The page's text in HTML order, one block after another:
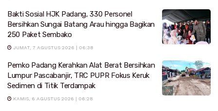
Bakti Sosial HJK Padang, 330 Personel
Bersihkan Sungai Batang Arau hingga Bagikan
250 Paket Sembako
JUMAT, 7 AGUSTUS 2026 | 06:38
Pemko Padang Kerahkan Alat Berat Bersihkan
Lumpur Pascabanjir, TRC PUPR Fokus Keruk
Sedimen di Titik Terdampak
KAMIS, 6 AGUSTUS 2026 | 06:28